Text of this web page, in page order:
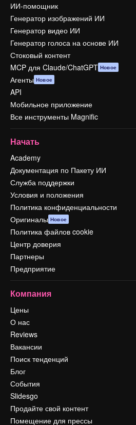
ИИ-помощник
Генератор изображений ИИ
Генератор видео ИИ
Генератор голоса на основе ИИ
Стоковый контент
MCP для Claude/ChatGPT Новое
Агенты Новое
API
Мобильное приложение
Все инструменты Magnific
Начать
Academy
Документация по Пакету ИИ
Служба поддержки
Условия и положения
Политика конфиденциальности
Оригиналы Новое
Политика файлов cookie
Центр доверия
Партнеры
Предприятие
Компания
Цены
О нас
Reviews
Вакансии
Поиск тенденций
Блог
События
Slidesgo
Продайте свой контент
Помещение для прессы